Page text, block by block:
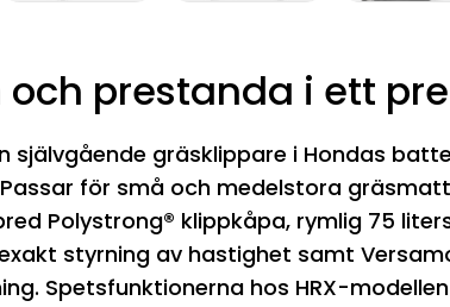
och prestanda i ett
självgående gräsklippare i Hondas
för små och medelstora
Polystrong® klippkåpa, rymlig 75
styrning av hastighet samt
Spetsfunktionerna hos HRX-